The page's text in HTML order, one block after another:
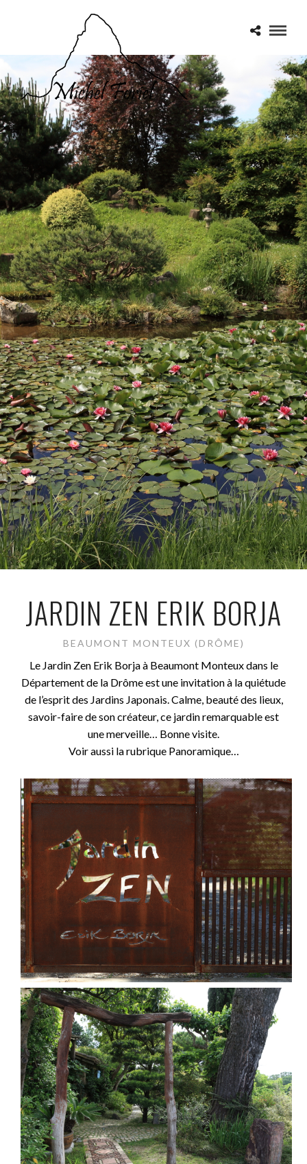
JARDIN ZEN ERIK BORJA
BEAUMONT MONTEUX (DRÔME)
Le Jardin Zen Erik Borja à Beaumont Monteux dans le
Département de la Drôme est une invitation à la quiétude
de l’esprit des Jardins Japonais. Calme, beauté des lieux,
savoir-faire de son créateur, ce jardin remarquable est
une merveille… Bonne visite.
Voir aussi la rubrique Panoramique…